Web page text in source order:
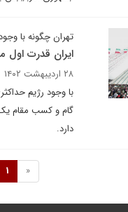
تهران چگونه با
ایران قدرت اول
۲۸ اردیبهشت ۱۴۰۲
با وجود رژیم
گام و کسب مقام
دارد.
«
1